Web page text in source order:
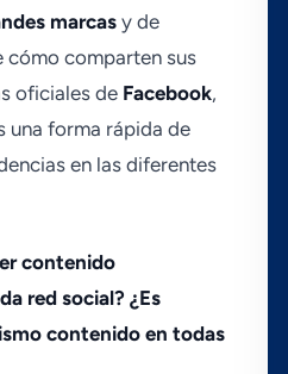
marcasy de
comparten sus
oficiales de Facebook,
una forma rápida de
en las diferentes
contenido
red social? ¿Es
contenido en todas